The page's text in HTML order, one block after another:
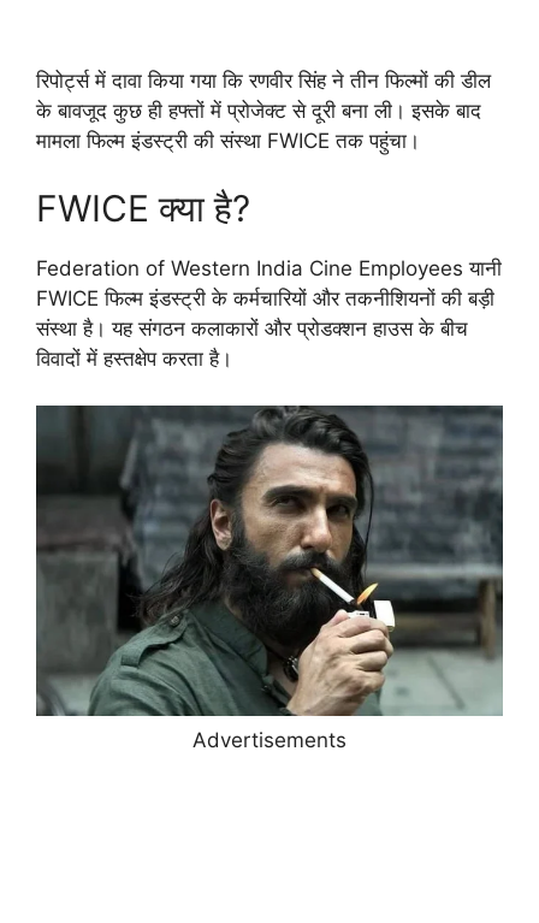
रिपोर्ट्स में दावा किया गया कि रणवीर सिंह ने तीन फिल्मों की डील
के बावजूद कुछ ही हफ्तों में प्रोजेक्ट से दूरी बना ली। इसके बाद
मामला फिल्म इंडस्ट्री की संस्था FWICE तक पहुंचा।
FWICE क्या है?
Federation of Western India Cine Employees यानी
FWICE फिल्म इंडस्ट्री के कर्मचारियों और तकनीशियनों की बड़ी
संस्था है। यह संगठन कलाकारों और प्रोडक्शन हाउस के बीच
विवादों में हस्तक्षेप करता है।
Advertisements